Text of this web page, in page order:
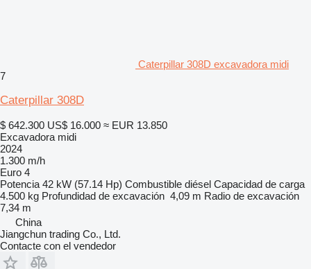
Caterpillar 308D excavadora midi
7
Caterpillar 308D
$ 642.300 US$ 16.000 ≈ EUR 13.850
Excavadora midi
2024
1.300 m/h
Euro 4
Potencia 42 kW (57.14 Hp) Combustible diésel Capacidad de carga
4.500 kg Profundidad de excavación 4,09 m Radio de excavación
7,34 m
China
Jiangchun trading Co., Ltd.
Contacte con el vendedor